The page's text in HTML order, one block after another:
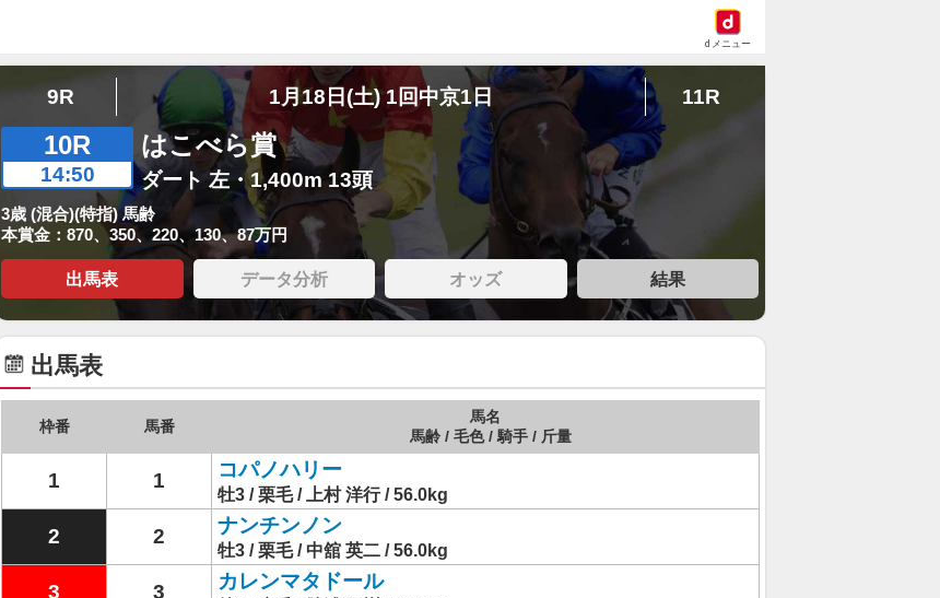
dメニュー
9R 1月18日(土) 1回中京1日 11R
10R
14:50
はこべら賞
ダート 左・1,400m 13頭
3歳 (混合)(特指) 馬齢
本賞金：870、350、220、130、87万円
出馬表 データ分析 オッズ 結果
出馬表
枠番 馬番
馬名
馬齢 / 毛色 / 騎手 / 斤量
1 1 コパノハリー
牡3 / 栗毛 / 上村 洋行 / 56.0kg
2 2 ナンチンノン
牡3 / 栗毛 / 中舘 英二 / 56.0kg
3 3 カレンマタドール